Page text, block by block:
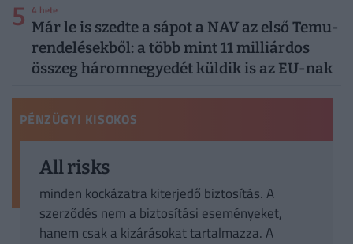
5 4 hete
Már le is szedte a sápot a NAV az első Temu-
rendelésekből: a több mint 11 milliárdos
összeg háromnegyedét küldik is az EU-nak
PÉNZÜGYI KISOKOS
All risks
minden kockázatra kiterjedő biztosítás. A
szerződés nem a biztosítási eseményeket,
hanem csak a kizárásokat tartalmazza. A